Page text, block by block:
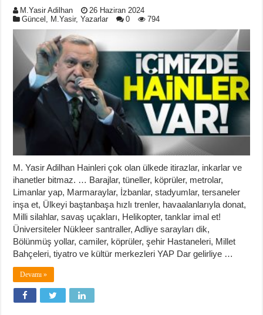
M.Yasir Adilhan
26 Haziran 2024
Güncel , M.Yasir,Yazarlar 0 794
M. Yasir Adilhan Hainleri çok olan ülkede itirazlar, inkarlar ve
ihanetler bitmaz. … Barajlar, tüneller, köprüler, metrolar,
Limanlar yap, Marmaraylar, İzbanlar, stadyumlar, tersaneler
inşa et, Ülkeyi baştanbaşa hızlı trenler, havaalanlarıyla donat,
Milli silahlar, savaş uçakları, Helikopter, tanklar imal et!
Üniversiteler Nükleer santraller, Adliye sarayları dik,
Bölünmüş yollar, camiler, köprüler, şehir Hastaneleri, Millet
Bahçeleri, tiyatro ve kültür merkezleri YAP Dar gelirliye …
Devamı »